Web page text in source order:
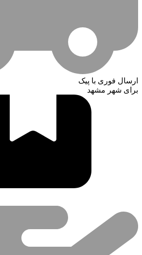
ارسال فوری با پیک
برای شهر مشهد